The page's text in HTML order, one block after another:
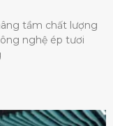
tầm chất lượng
nghệ ép tươi